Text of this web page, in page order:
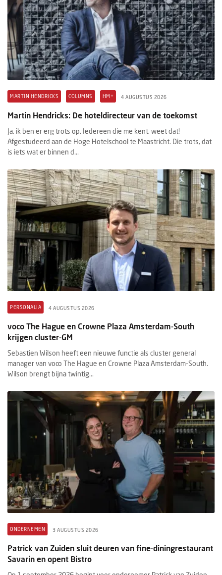
MARTIN HENDRICKS COLUMNS HM+ 4 AUGUSTUS 2026
Martin Hendricks: De hoteldirecteur van de toekomst
Ja, ik ben er erg trots op. Iedereen die me kent, weet dat!
Afgestudeerd aan de Hoge Hotelschool te Maastricht. Die trots, dat
is iets wat er binnen d...
PERSONALIA 4 AUGUSTUS 2026
voco The Hague en Crowne Plaza Amsterdam-South
krijgen cluster-GM
Sebastien Wilson heeft een nieuwe functie als cluster general
manager van voco The Hague en Crowne Plaza Amsterdam-South.
Wilson brengt bijna twintig...
ONDERNEMEN 3 AUGUSTUS 2026
Patrick van Zuiden sluit deuren van fine-diningrestaurant
Savarin en opent Bistro